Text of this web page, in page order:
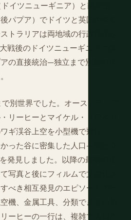
イツニューギニア）と南東部
パプア）でドイツと英国の支配
トラリアは両地域の行政統治を
戦後のドイツニューギニアの国
の直接統治—独立まで別個の存
別世界でした。オーストラリア
リーヒーとマイケル・ドワイヤ
ギ渓谷上空を小型機で飛行し、
った谷に密集した人口—推定10
発見しました。以降の最初の接
写真と後にフィルムで文書化さ
べき相互発見のエピソードの一
機、金属工具、分類できない肌
ーヒーの一行は、複雑で人口の